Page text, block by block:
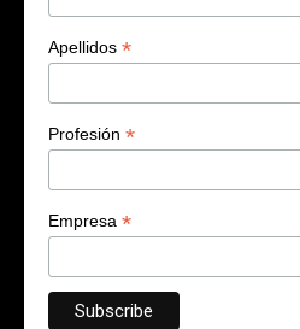
Apellidos *
Profesión *
Empresa *